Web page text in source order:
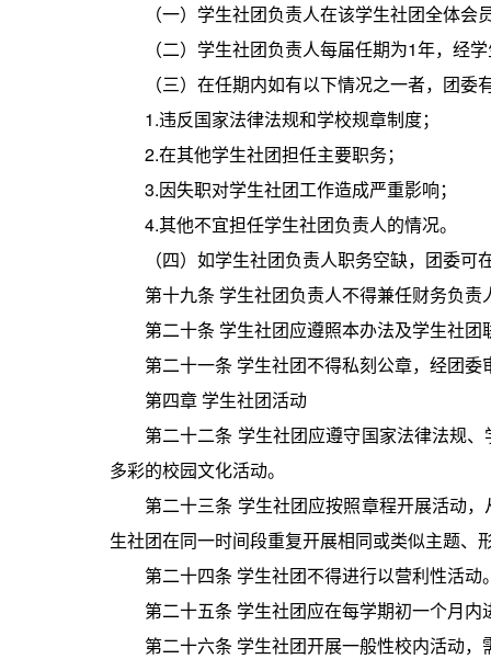
（一）学生社团负责人在该学生社团全体
（二）学生社团负责人每届任期为1年，经
（三）在任期内如有以下情况之一者，团委
1.违反国家法律法规和学校规章制度；
2.在其他学生社团担任主要职务；
3.因失职对学生社团工作造成严重影响；
4.其他不宜担任学生社团负责人的情况。
（四）如学生社团负责人职务空缺，团委
第十九条 学生社团负责人不得兼任财务负责
第二十条 学生社团应遵照本办法及学生社
第二十一条 学生社团不得私刻公章，经团
第四章 学生社团活动
第二十二条 学生社团应遵守国家法律法规
多彩的校园文化活动。
第二十三条 学生社团应按照章程开展活动
生社团在同一时间段重复开展相同或类似主题、
第二十四条 学生社团不得进行以营利性活
第二十五条 学生社团应在每学期初一个月
第二十六条 学生社团开展一般性校内活动